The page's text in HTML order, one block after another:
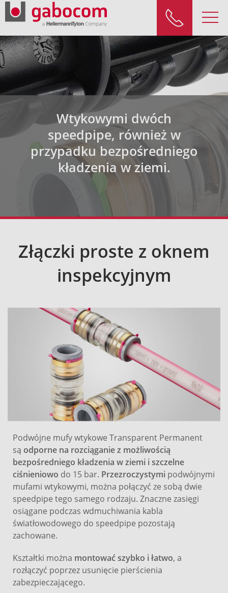
Wtykowymi dwóch
speedpipe, również w
przypadku bezpośredniego
kładzenia w ziemi.
Złączki proste z oknem
inspekcyjnym
Podwójne mufy wtykowe Transparent Permanent
są odporne na rozciąganie z możliwością
bezpośredniego kładzenia w ziemi i szczelne
ciśnieniowo do 15 bar. Przezroczystymi podwójnymi
mufami wtykowymi, można połączyć ze sobą dwie
speedpipe tego samego rodzaju. Znaczne zasięgi
osiągane podczas wdmuchiwania kabla
światłowodowego do speedpipe pozostają
zachowane.
Kształtki można montować szybko i łatwo, a
rozłączyć poprzez usunięcie pierścienia
zabezpieczającego.